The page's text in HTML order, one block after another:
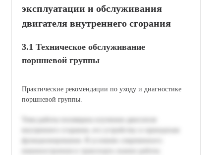
эксплуатации и обслуживания
двигателя внутреннего сгорания
3.1 Техническое обслуживание
поршневой группы
Практические рекомендации по уходу и диагностике
поршневой группы.